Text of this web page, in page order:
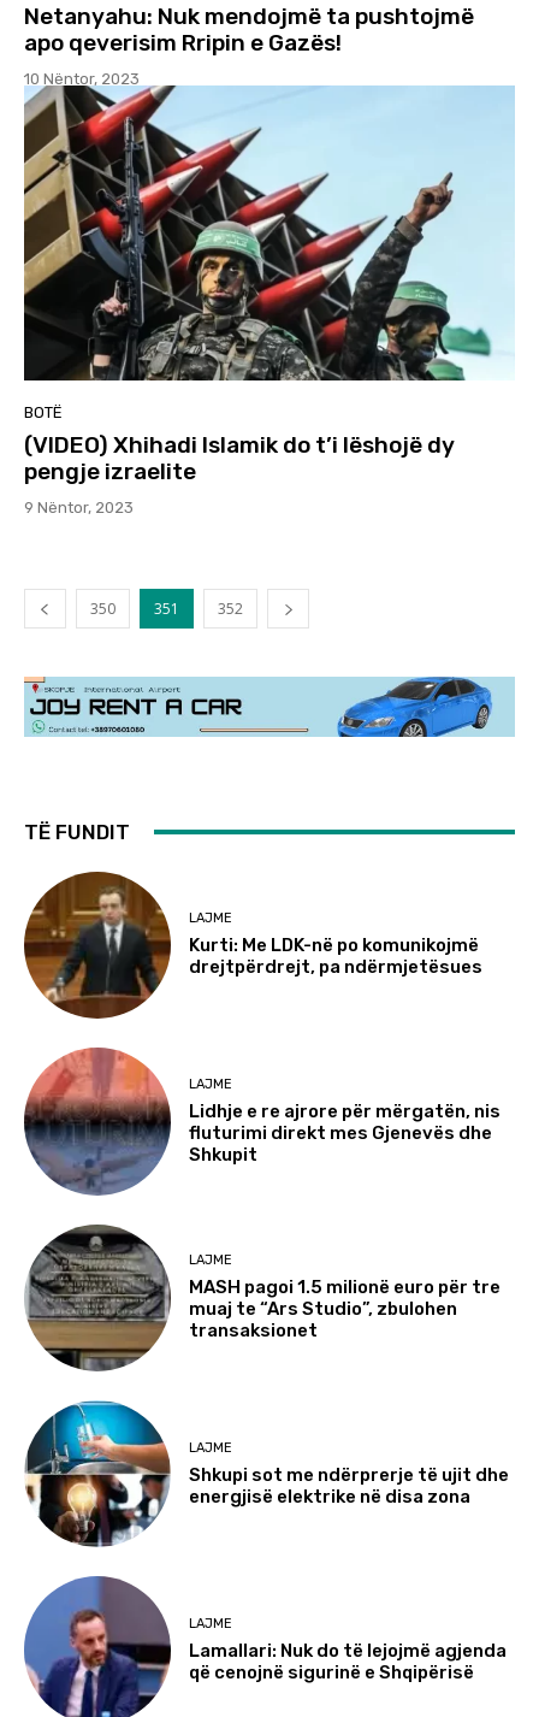
Netanyahu: Nuk mendojmë ta pushtojmë
apo qeverisim Rripin e Gazës!
10 Nëntor, 2023
BOTË
(VIDEO) Xhihadi Islamik do t’i lëshojë dy
pengje izraelite
9 Nëntor, 2023
350 351 352
TË FUNDIT
LAJME
Kurti: Me LDK-në po komunikojmë
drejtpërdrejt, pa ndërmjetësues
LAJME
Lidhje e re ajrore për mërgatën, nis
fluturimi direkt mes Gjenevës dhe
Shkupit
LAJME
MASH pagoi 1.5 milionë euro për tre
muaj te “Ars Studio”, zbulohen
transaksionet
LAJME
Shkupi sot me ndërprerje të ujit dhe
energjisë elektrike në disa zona
LAJME
Lamallari: Nuk do të lejojmë agjenda
që cenojnë sigurinë e Shqipërisë